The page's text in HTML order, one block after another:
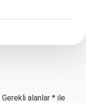
Gerekli alanlar * ile